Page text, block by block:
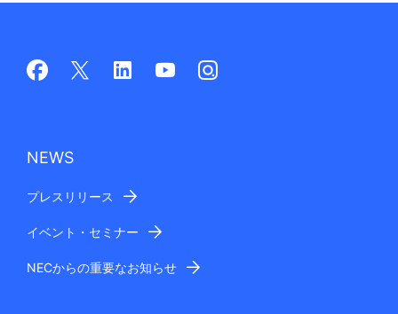
NEWS
プレスリリース
イベント・セミナー
NECからの重要なお知らせ